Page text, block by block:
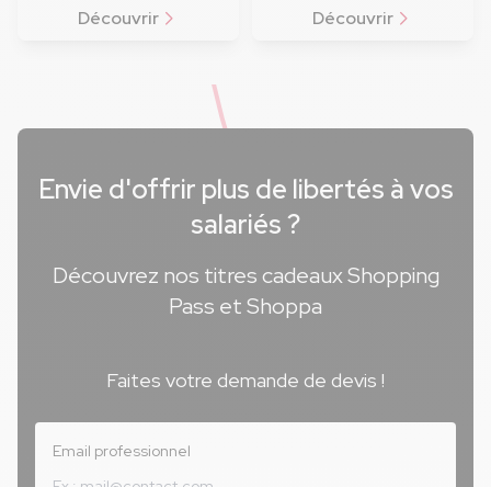
Découvrir Découvrir
Envie d'offrir plus de libertés à vos
salariés ?
Découvrez nos titres cadeaux Shopping
Pass et Shoppa
Faites votre demande de devis !
Email professionnel